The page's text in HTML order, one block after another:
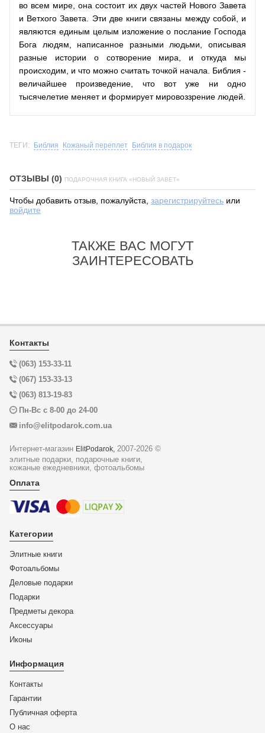
во всем мире, она состоит их двух частей Нового Завета
и Ветхого Завета. Эти две книги связаны между собой, и
являются единым целым изложение о послание Господа
Бога людям, написанное разными людьми, описывая
разные истории о сотворение мира, и откуда мы
происходим, и что можно считать точкой начала. Библия -
величайшее произведение, что вот уже ни одно
тысячелетие меняет и формирует мировоззрение людей.
ТЕГИ: Библия Кожаный переплет Библия в подарок
ОТЗЫВЫ (0) ПОДАРОЧНАЯ КНИГА «НОВЫЙ ЗАВЕТ»
Чтобы добавить отзыв, пожалуйста, зарегистрируйтесь или
войдите
ТАКЖЕ ВАС МОГУТ
ЗАИНТЕРЕСОВАТЬ
Контакты
(063) 153-33-11
(067) 153-33-13
(063) 813-19-83
Пн-Вс с 8-00 до 24-00
info@elitpodarok.com.ua
Интернет-магазин ElitPodarok, 2007-2026 ©
элитные подарки, подарочные книги,
кожаные ежедневники, фотоальбомы
Оплата
Категории
Элитные книги
Фотоальбомы
Деловые подарки
Подарки
Предметы декора
Аксессуары
Иконы
Информация
Контакты
Гарантии
Публичная оферта
О нас